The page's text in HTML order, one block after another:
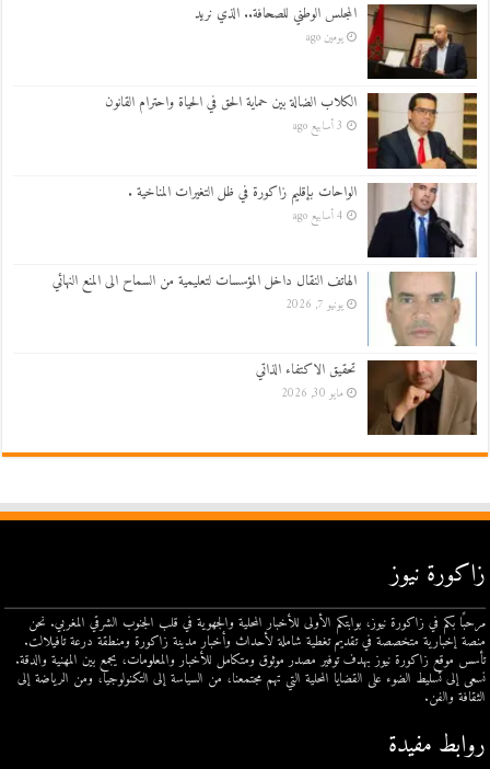
المجلس الوطني للصحافة.. الذي نريد
يومين ago
الكلاب الضالة بين حماية الحق في الحياة واحترام القانون
3 أسابيع ago
الواحات بإقليم زاكورة في ظل التغيرات المناخية .
4 أسابيع ago
الهاتف النقال داخل المؤسسات لتعليمية من السماح الى المنع النهائي
يونيو 7, 2026
تحقيق الاكتفاء الذاتي
مايو 30, 2026
زاكورة نيوز
مرحبًا بكم في زاكورة نيوز، بوابتكم الأولى للأخبار المحلية والجهوية في قلب الجنوب الشرقي المغربي. نحن
منصة إخبارية متخصصة في تقديم تغطية شاملة لأحداث وأخبار مدينة زاكورة ومنطقة درعة تافيلالت.
تأسس موقع زاكورة نيوز بهدف توفير مصدر موثوق ومتكامل للأخبار والمعلومات، يجمع بين المهنية والدقة.
نسعى إلى تسليط الضوء على القضايا المحلية التي تهم مجتمعنا، من السياسة إلى التكنولوجيا، ومن الرياضة إلى
الثقافة والفن.
روابط مفيدة